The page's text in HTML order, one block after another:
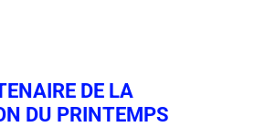
DE LA
DU PRINTEMPS